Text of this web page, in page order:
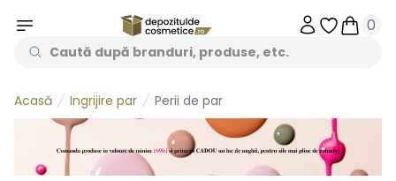
Obiecte
0
Acasă Ingrijire par Perii de par